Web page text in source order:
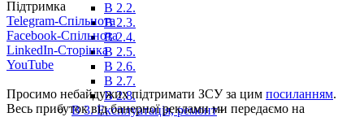
В 2.2.
В 2.3.
В 2.4.
В 2.5.
В 2.6.
В 2.7.
В 2.8.
В 3. Експлуатація, ремонт+
Підтримка
Telegram-Спільнота
Facebook-Спільнота
LinkedIn-Сторінка
YouTube
Просимо небайдужих підтримати ЗСУ за цим посиланням.
Весь прибуток від банерної реклами ми передаємо на